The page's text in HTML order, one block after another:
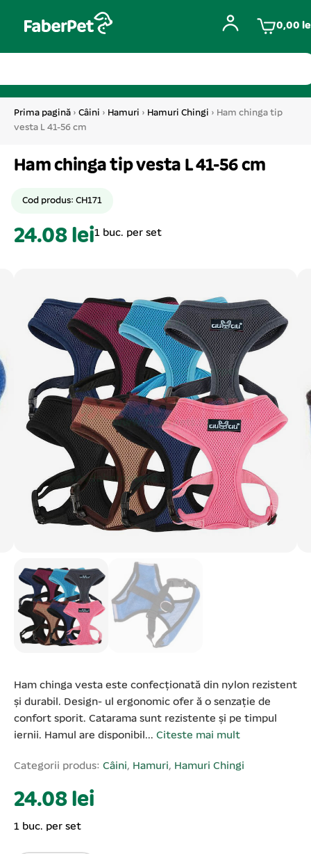
0,00
Prima pagină › Câini › Hamuri › Hamuri Chingi › Ham chinga tip
vesta L 41-56 cm
Ham chinga tip vesta L 41-56 cm
Cod produs: CH171
24.08 lei1 buc. per set
Ham chinga vesta este confecționată din nylon rezistent
și durabil. Design- ul ergonomic ofer ă o senzație de
confort sporit. Catarama sunt rezistente și pe timpul
iernii. Hamul are disponibil... Citeste mai mult
Categorii produs: Câini, Hamuri, Hamuri Chingi
24.08 lei
1 buc. per set